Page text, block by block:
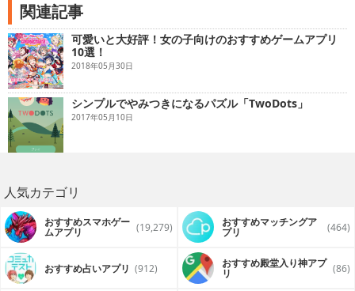
関連記事
可愛いと大好評！女の子向けのおすすめゲームアプリ
10選！
2018年05月30日
シンプルでやみつきになるパズル「TwoDots」
2017年05月10日
人気カテゴリ
おすすめスマホゲー
ムアプリ (19,279) おすすめマッチングア
プリ (464)
おすすめ占いアプリ (912) おすすめ殿堂入り神アプ
リ (86)